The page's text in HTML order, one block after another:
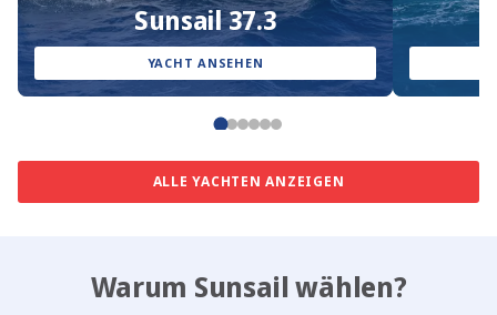
Sunsail 37.3
YACHT ANSEHEN
ALLE YACHTEN ANZEIGEN
Warum Sunsail wählen?